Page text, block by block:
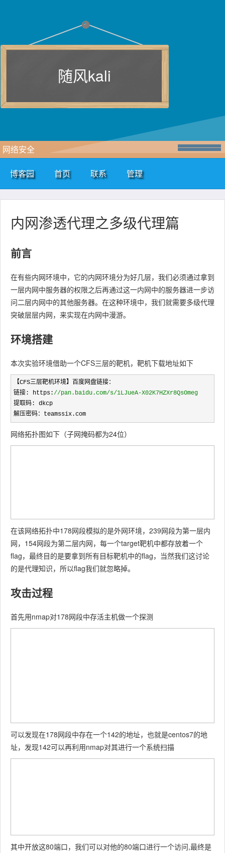
随风kali
网络安全
博客园 首页 联系 管理
内网渗透代理之多级代理篇
前言
在有些内网环境中，它的内网环境分为好几层，我们必须通过拿到
一层内网中服务器的权限之后再通过这一内网中的服务器进一步访
问二层内网中的其他服务器。在这种环境中，我们就需要多级代理
突破层层内网，来实现在内网中漫游。
环境搭建
本次实验环境借助一个CFS三层的靶机，靶机下载地址如下
【CFS三层靶机环境】百度网盘链接：
链接: https://pan.baidu.com/s/1LJueA-X02K7HZXr8QsOmeg
提取码: dkcp
解压密码：teamssix.com
网络拓扑图如下（子网掩码都为24位）
在该网络拓扑中178网段模拟的是外网环境，239网段为第一层内
网，154网段为第二层内网，每一个target靶机中都存放着一个
flag，最终目的是要拿到所有目标靶机中的flag，当然我们这讨论
的是代理知识，所以flag我们就忽略掉。
攻击过程
首先用nmap对178网段中存活主机做一个探测
可以发现在178网段中存在一个142的地址，也就是centos7的地
址，发现142可以再利用nmap对其进行一个系统扫描
其中开放这80端口，我们可以对他的80端口进行一个访问,最终是